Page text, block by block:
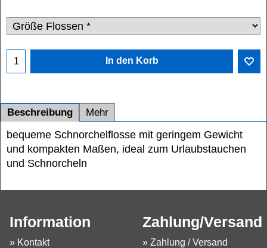
In den Korb
Beschreibung Mehr
bequeme Schnorchelflosse mit geringem Gewicht
und kompakten Maßen, ideal zum Urlaubstauchen
und Schnorcheln
Information
» Kontakt
Zahlung/Versand
» Zahlung / Versand